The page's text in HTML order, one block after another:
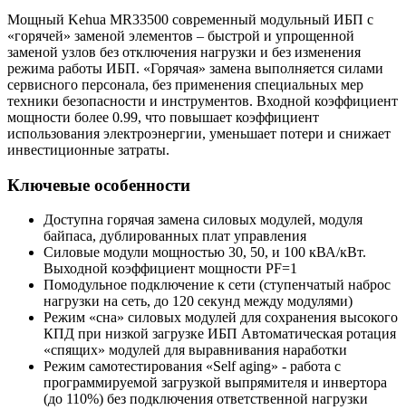
Мощный Kehua MR33500 современный модульный ИБП с
«горячей» заменой элементов – быстрой и упрощенной
заменой узлов без отключения нагрузки и без изменения
режима работы ИБП. «Горячая» замена выполняется силами
сервисного персонала, без применения специальных мер
техники безопасности и инструментов. Входной коэффициент
мощности более 0.99, что повышает коэффициент
использования электроэнергии, уменьшает потери и снижает
инвестиционные затраты.
Ключевые особенности
Доступна горячая замена cиловых модулей, модуля
байпаса, дублированных плат управления
Силовые модули мощностью 30, 50, и 100 кВА/кВт.
Выходной коэффициент мощности PF=1
Помодульное подключение к сети (ступенчатый наброс
нагрузки на сеть, до 120 секунд между модулями)
Режим «сна» силовых модулей для сохранения высокого
КПД при низкой загрузке ИБП Автоматическая ротация
«спящих» модулей для выравнивания наработки
Режим самотестирования «Self aging» - работа с
программируемой загрузкой выпрямителя и инвертора
(до 110%) без подключения ответственной нагрузки